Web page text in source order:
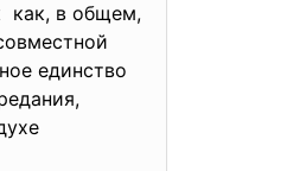
как, в общем,
единство